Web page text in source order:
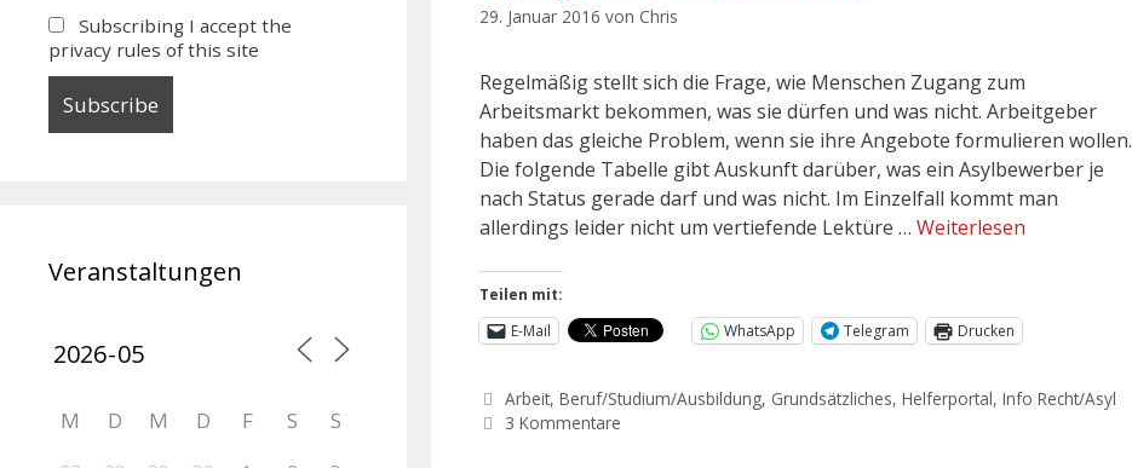
29. Januar 2016 von Chris
Regelmäßig stellt sich die Frage, wie Menschen Zugang zum
Arbeitsmarkt bekommen, was sie dürfen und was nicht. Arbeitgeber
haben das gleiche Problem, wenn sie ihre Angebote formulieren wollen.
Die folgende Tabelle gibt Auskunft darüber, was ein Asylbewerber je
nach Status gerade darf und was nicht. Im Einzelfall kommt man
allerdings leider nicht um vertiefende Lektüre … Weiterlesen
Teilen mit:
E-Mail
WhatsApp Telegram Drucken
Arbeit,Beruf/Studium/Ausbildung, Grundsätzliches,Helferportal,Info Recht/Asyl
3 Kommentare
Subscribing I accept the
privacy rules of this site
Veranstaltungen
M D M D F S S